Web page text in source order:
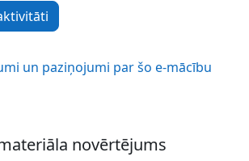
un paziņojumi par šo e-mācību
novērtējums